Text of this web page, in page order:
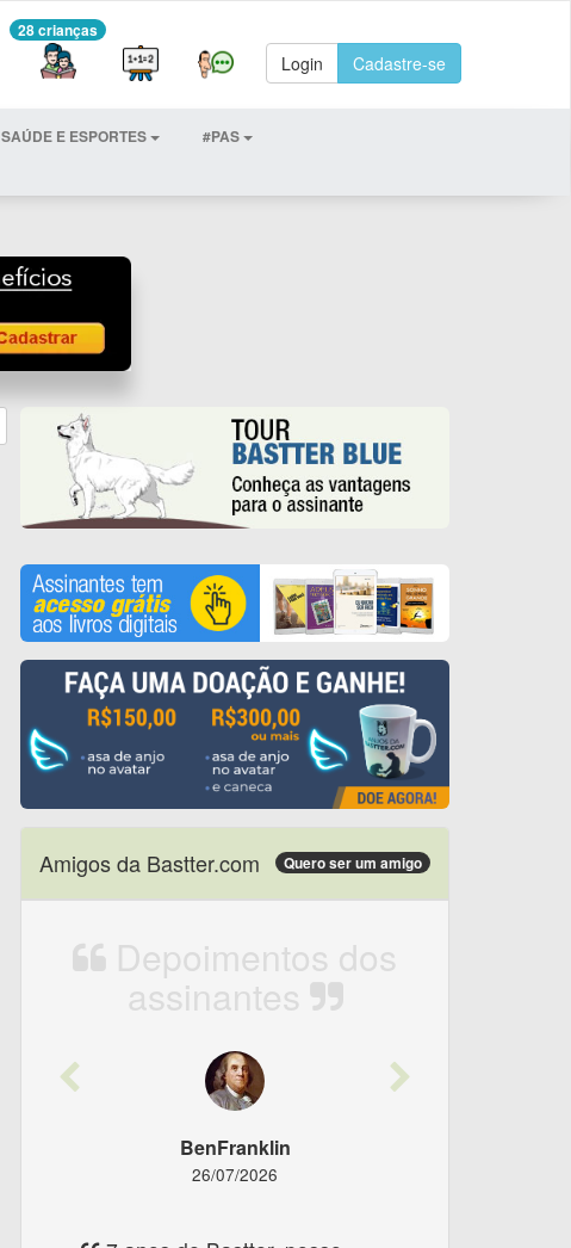
28 crianças
Login Cadastre-se
SAÚDE E ESPORTES
#PAS
Amigos da Bastter.com Quero ser um amigo
Depoimentos dos
assinantes
Previous
BenFranklin
26/07/2026